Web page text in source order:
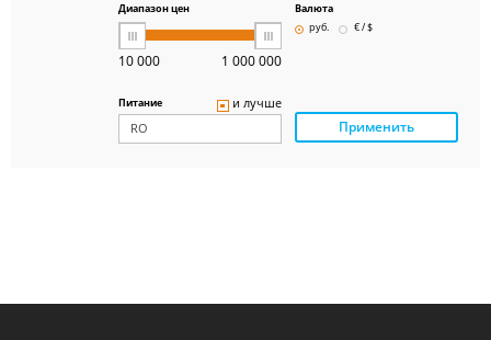
Диапазон цен
10 000 1 000 000
Валюта
руб.
€ / $
Питание и лучше
Применить